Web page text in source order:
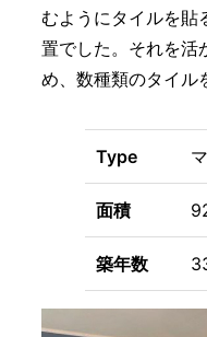
むようにタイルを貼
置でした。それを活
め、数種類のタイル
Type
面積
築年数